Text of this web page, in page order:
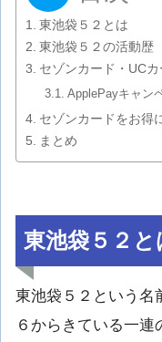
東池袋５２とは
東池袋５２の活動歴
セゾンカード・UC
ApplePayキャン
セゾンカードをお得
まとめ
東池袋５２と
東池袋５２という名
６からきている一連